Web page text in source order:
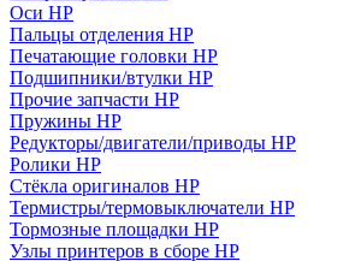
Оси HP
Пальцы отделения HP
Печатающие головки HP
Подшипники/втулки HP
Прочие запчасти HP
Пружины HP
Редукторы/двигатели/приводы HP
Ролики HP
Стёкла оригиналов HP
Термистры/термовыключатели HP
Тормозные площадки HP
Узлы принтеров в сборе HP